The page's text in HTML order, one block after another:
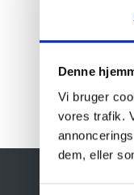
Denne
Vi bruger
vores trafik.
dem, eller